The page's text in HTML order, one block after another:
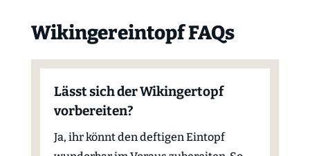
Wikingereintopf FAQs
Lässt sich der Wikingertopf
vorbereiten?
Ja, ihr könnt den deftigen Eintopf